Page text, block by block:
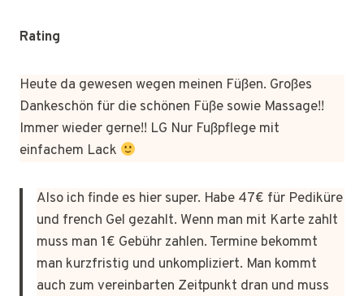
Rating
Heute da gewesen wegen meinen Füßen. Großes
Dankeschön für die schönen Füße sowie Massage!!
Immer wieder gerne!! LG Nur Fußpflege mit
einfachem Lack
Also ich finde es hier super. Habe 47€ für Pediküre
und french Gel gezahlt. Wenn man mit Karte zahlt
muss man 1€ Gebühr zahlen. Termine bekommt
man kurzfristig und unkompliziert. Man kommt
auch zum vereinbarten Zeitpunkt dran und muss